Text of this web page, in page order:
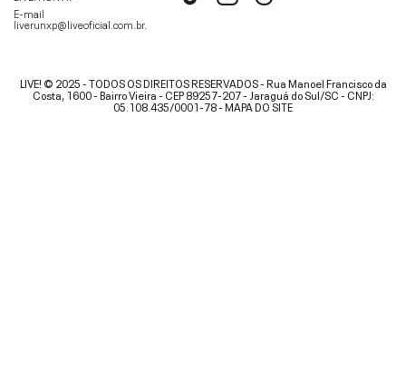
E-mail
liverunxp@liveoficial.com.br.
LIVE! © 2025 - TODOS OS DIREITOS RESERVADOS - Rua Manoel Francisco da
Costa, 1600 - Bairro Vieira - CEP 89257-207 - Jaraguá do Sul/SC - CNPJ:
05.108.435/0001-78 -MAPA DO SITE